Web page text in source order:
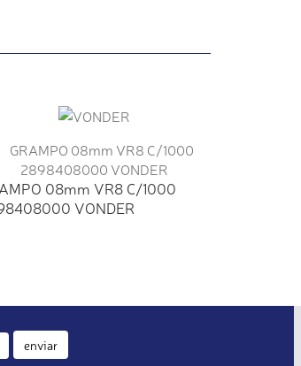
08mm VR8 C/1000
VONDER
enviar